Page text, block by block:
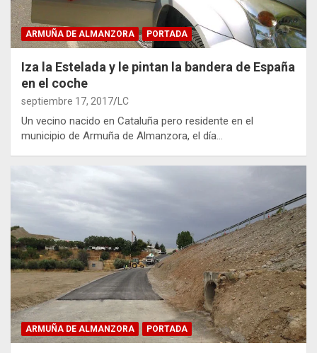
ARMUÑA DE ALMANZORA PORTADA
Iza la Estelada y le pintan la bandera de España
en el coche
septiembre 17, 2017 LC
Un vecino nacido en Cataluña pero residente en el
municipio de Armuña de Almanzora, el día…
ARMUÑA DE ALMANZORA PORTADA